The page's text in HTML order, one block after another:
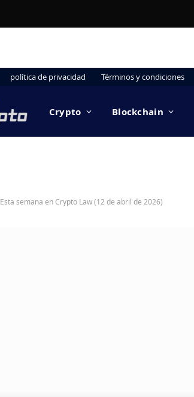
política de privacidad Términos y condiciones
Crypto Blockchain
Esta semana en Crypto Law (12 de abril de 2026)